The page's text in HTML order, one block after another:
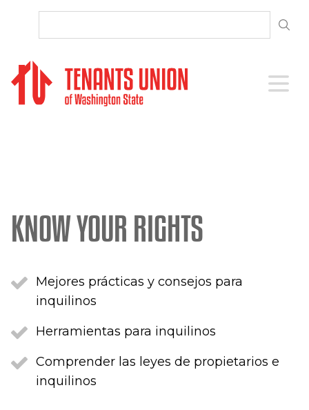
Open
KNOW YOUR RIGHTS
Mejores prácticas y consejos para
inquilinos
Herramientas para inquilinos
Comprender las leyes de propietarios e
inquilinos